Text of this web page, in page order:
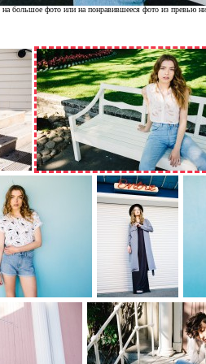
большое фото или на понравившееся фото из превью